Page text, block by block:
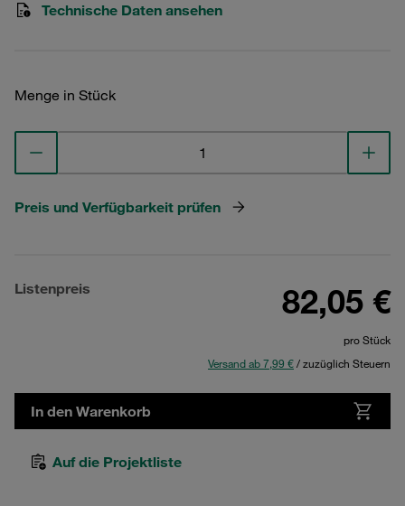
Technische Daten ansehen
Menge in Stück
Preis und Verfügbarkeit prüfen
Listenpreis 82,05 €
pro Stück
Versand ab 7,99 €/ zuzüglich Steuern
In den Warenkorb
Auf die Projektliste